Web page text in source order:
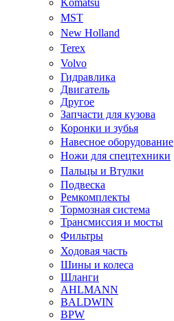
Komatsu
MST
New Holland
Terex
Volvo
Гидравлика
Двигатель
Другое
Запчасти для кузова
Коронки и зубья
Навесное оборудование
Ножи для спецтехники
Пальцы и Втулки
Подвеска
Ремкомплекты
Тормозная система
Трансмиссия и мосты
Фильтры
Ходовая часть
Шины и колеса
Шланги
AHLMANN
BALDWIN
BPW